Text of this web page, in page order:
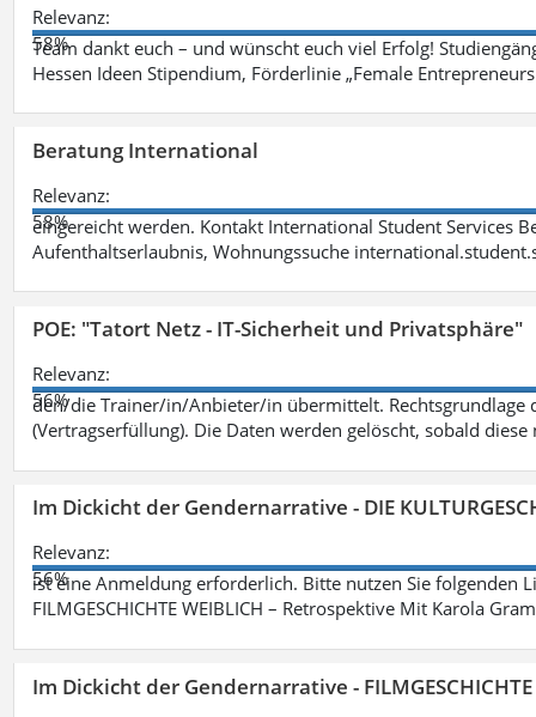
Relevanz:
58%
Team dankt euch – und wünscht euch viel Erfolg!
Hessen Ideen Stipendium, Förderlinie „Female
Beratung International
Relevanz:
58%
eingereicht werden. Kontakt International Student Services
Aufenthaltserlaubnis, Wohnungssuche
POE: "Tatort Netz - IT-Sicherheit und Privatsphäre"
Relevanz:
56%
den/die Trainer/in/Anbieter/in übermittelt. Rechtsgrundlage
(Vertragserfüllung). Die Daten werden gelöscht, sobald
Im Dickicht der Gendernarrative - DIE
Relevanz:
56%
ist eine Anmeldung erforderlich. Bitte nutzen Sie folgenden
FILMGESCHICHTE WEIBLICH – Retrospektive Mit Karola
Im Dickicht der Gendernarrative -